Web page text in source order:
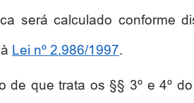
será calculado conforme
Lei nº 2.986/1997.
de que trata os §§ 3º e 4º